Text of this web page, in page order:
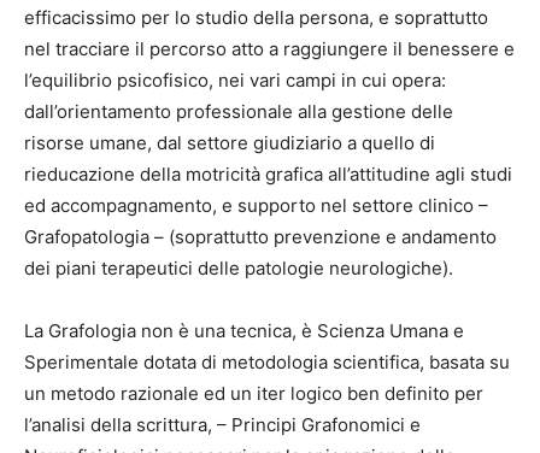
efficacissimo per lo studio della persona, e soprattutto
nel tracciare il percorso atto a raggiungere il benessere e
l’equilibrio psicofisico, nei vari campi in cui opera:
dall’orientamento professionale alla gestione delle
risorse umane, dal settore giudiziario a quello di
rieducazione della motricità grafica all’attitudine agli studi
ed accompagnamento, e supporto nel settore clinico –
Grafopatologia – (soprattutto prevenzione e andamento
dei piani terapeutici delle patologie neurologiche).
La Grafologia non è una tecnica, è Scienza Umana e
Sperimentale dotata di metodologia scientifica, basata su
un metodo razionale ed un iter logico ben definito per
l’analisi della scrittura, – Principi Grafonomici e